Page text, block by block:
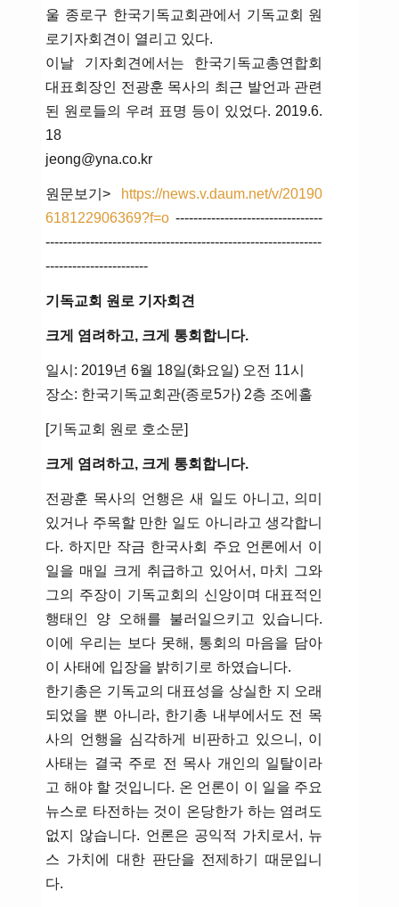
울 종로구 한국기독교회관에서 기독교회 원
로기자회견이 열리고 있다.
이날 기자회견에서는 한국기독교총연합회
대표회장인 전광훈 목사의 최근 발언과 관련
된 원로들의 우려 표명 등이 있었다. 2019.6.
18
jeong@yna.co.kr
원문보기> https://news.v.daum.net/v/20190
618122906369?f=o ---------------------------------
--------------------------------------------------------------
-----------------------
기독교회 원로 기자회견
크게 염려하고, 크게 통회합니다.
일시: 2019년 6월 18일(화요일) 오전 11시
장소: 한국기독교회관(종로5가) 2층 조에홀
[기독교회 원로 호소문]
크게 염려하고, 크게 통회합니다.
전광훈 목사의 언행은 새 일도 아니고, 의미
있거나 주목할 만한 일도 아니라고 생각합니
다. 하지만 작금 한국사회 주요 언론에서 이
일을 매일 크게 취급하고 있어서, 마치 그와
그의 주장이 기독교회의 신앙이며 대표적인
행태인 양 오해를 불러일으키고 있습니다.
이에 우리는 보다 못해, 통회의 마음을 담아
이 사태에 입장을 밝히기로 하였습니다.
한기총은 기독교의 대표성을 상실한 지 오래
되었을 뿐 아니라, 한기총 내부에서도 전 목
사의 언행을 심각하게 비판하고 있으니, 이
사태는 결국 주로 전 목사 개인의 일탈이라
고 해야 할 것입니다. 온 언론이 이 일을 주요
뉴스로 타전하는 것이 온당한가 하는 염려도
없지 않습니다. 언론은 공익적 가치로서, 뉴
스 가치에 대한 판단을 전제하기 때문입니
다.